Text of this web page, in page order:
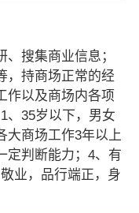
搜集商业信息；
，持商场正常的经
作以及商场内各项
、35岁以下，男女
大商场工作3年以上
定判断能力；4、有
业，品行端正，身